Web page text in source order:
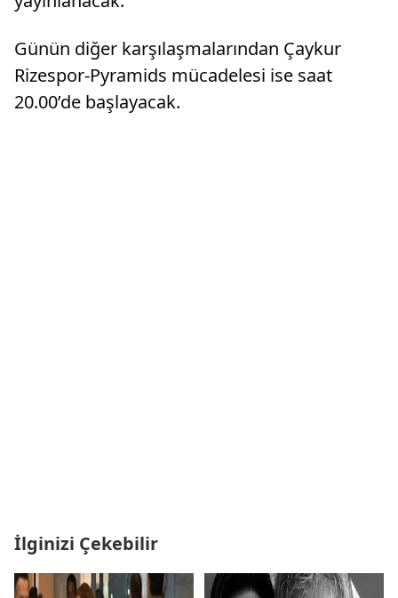
Günün diğer karşılaşmalarından Çaykur
Rizespor-Pyramids mücadelesi ise saat
20.00’de başlayacak.
İlginizi Çekebilir